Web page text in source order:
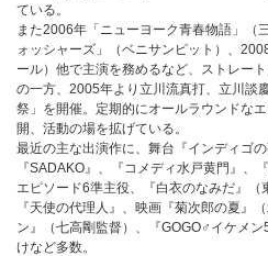
ている。
また2006年「ニューヨーク青春物語」（
ォッシャーズ」（ベニサンピット）、
ール）他で主演を務めるなど、ストレー
の一方、2005年より立川流真打、立川談
祭」を開催。定期的にオールラウンドな
開、活動の場を拡げている。
最近の主な出演作に、舞台『インディゴ
『SADAKO』、『コメディ水戸黄門』、
エピソード6準主役、『白衣のなみだ』（
『天使の代理人』、映画『菊次郎の夏』
ン』（七高剛監督）、『GOGO♂イケメ
けなど多数。